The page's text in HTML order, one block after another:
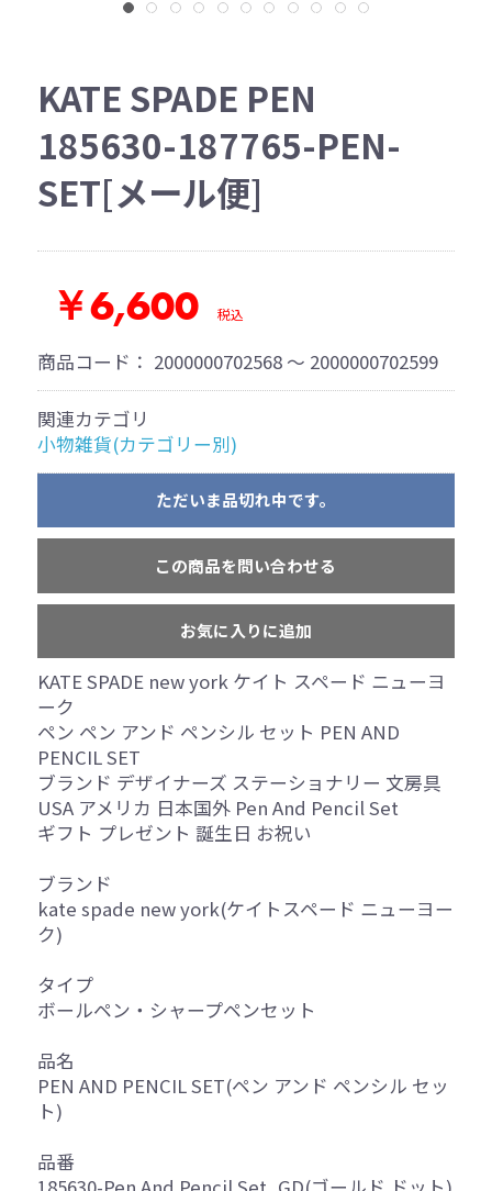
KATE SPADE PEN
185630-187765-PEN-
SET[メール便]
￥6,600 税込
商品コード： 2000000702568 ～ 2000000702599
関連カテゴリ
小物雑貨(カテゴリー別)
ただいま品切れ中です。
この商品を問い合わせる
お気に入りに追加
KATE SPADE new york ケイト スペード ニューヨ
ーク
ペン ペン アンド ペンシル セット PEN AND
PENCIL SET
ブランド デザイナーズ ステーショナリー 文房具
USA アメリカ 日本国外 Pen And Pencil Set
ギフト プレゼント 誕生日 お祝い
ブランド
kate spade new york(ケイトスペード ニューヨー
ク)
タイプ
ボールペン・シャープペンセット
品名
PEN AND PENCIL SET(ペン アンド ペンシル セッ
ト)
品番